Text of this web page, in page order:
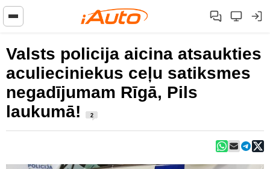
Valsts policija aicina atsaukties
aculieciniekus ceļu satiksmes
negadījumam Rīgā, Pils
laukumā!
2